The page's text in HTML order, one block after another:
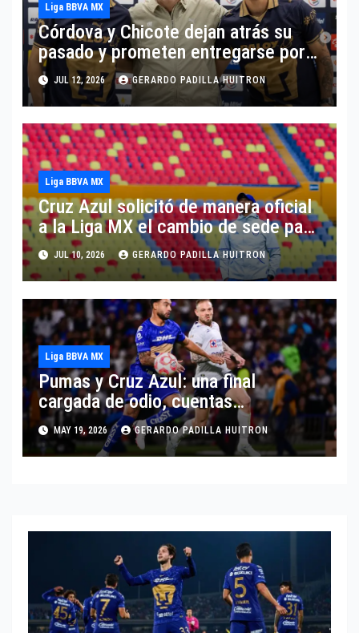
Liga BBVA MX
Córdova y Chicote dejan atrás su
pasado y prometen entregarse por
Pumas
JUL 12, 2026 GERARDO PADILLA HUITRON
Liga BBVA MX
Cruz Azul solicitó de manera oficial
a la Liga MX el cambio de sede para
disputar sus partidos como local
durante el torneo Apertura 2026
JUL 10, 2026 GERARDO PADILLA HUITRON
Liga BBVA MX
Pumas y Cruz Azul: una final
cargada de odio, cuentas
pendientes y obsesión histórica
MAY 19, 2026 GERARDO PADILLA HUITRON